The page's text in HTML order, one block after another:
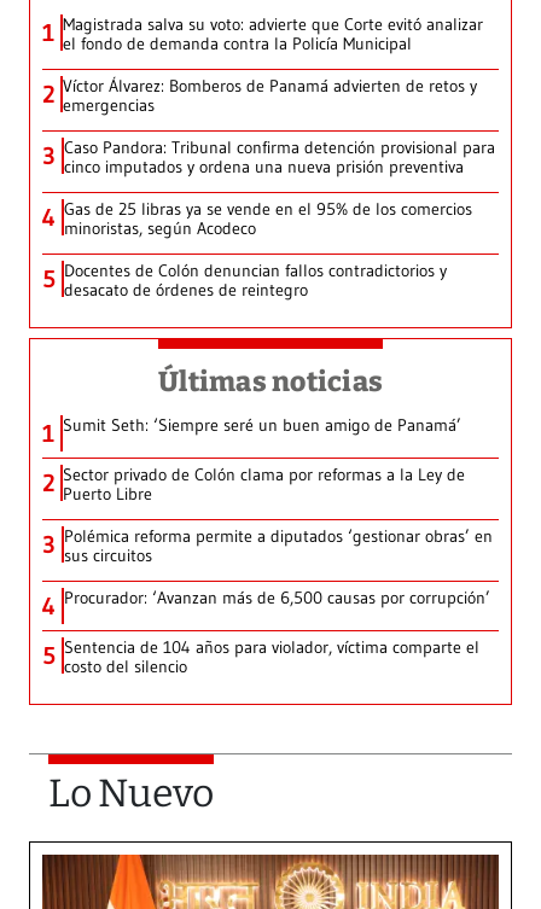
1 Magistrada salva su voto: advierte que Corte evitó analizar
el fondo de demanda contra la Policía Municipal
2 Víctor Álvarez: Bomberos de Panamá advierten de retos y
emergencias
3 Caso Pandora: Tribunal confirma detención provisional para
cinco imputados y ordena una nueva prisión preventiva
4 Gas de 25 libras ya se vende en el 95% de los comercios
minoristas, según Acodeco
5 Docentes de Colón denuncian fallos contradictorios y
desacato de órdenes de reintegro
Últimas noticias
1 Sumit Seth: ‘Siempre seré un buen amigo de Panamá’
2 Sector privado de Colón clama por reformas a la Ley de
Puerto Libre
3 Polémica reforma permite a diputados ‘gestionar obras’ en
sus circuitos
4 Procurador: ‘Avanzan más de 6,500 causas por corrupción’
5 Sentencia de 104 años para violador, víctima comparte el
costo del silencio
Lo Nuevo